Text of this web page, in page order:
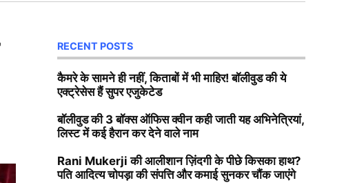
RECENT POSTS
कैमरे के सामने ही नहीं, किताबों में भी माहिर! बॉलीवुड की ये
एक्ट्रेसेस हैं सुपर एजुकेटेड
बॉलीवुड की 3 बॉक्स ऑफिस क्वीन कही जाती यह अभिनेत्रियां,
लिस्ट में कई हैरान कर देने वाले नाम
Rani Mukerji की आलीशान ज़िंदगी के पीछे किसका हाथ?
पति आदित्य चोपड़ा की संपत्ति और कमाई सुनकर चौंक जाएंगे